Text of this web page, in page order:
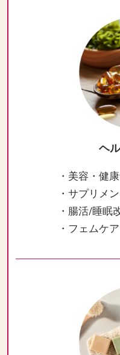
ヘ
・美容・健
・サプリメン
・腸活/睡眠
・フェムケア